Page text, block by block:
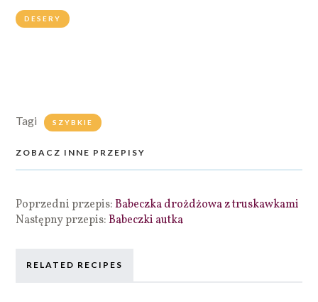
DESERY
Tagi SZYBKIE
ZOBACZ INNE PRZEPISY
Poprzedni przepis:Babeczka drożdżowa z truskawkami
Następny przepis:Babeczki autka
RELATED RECIPES